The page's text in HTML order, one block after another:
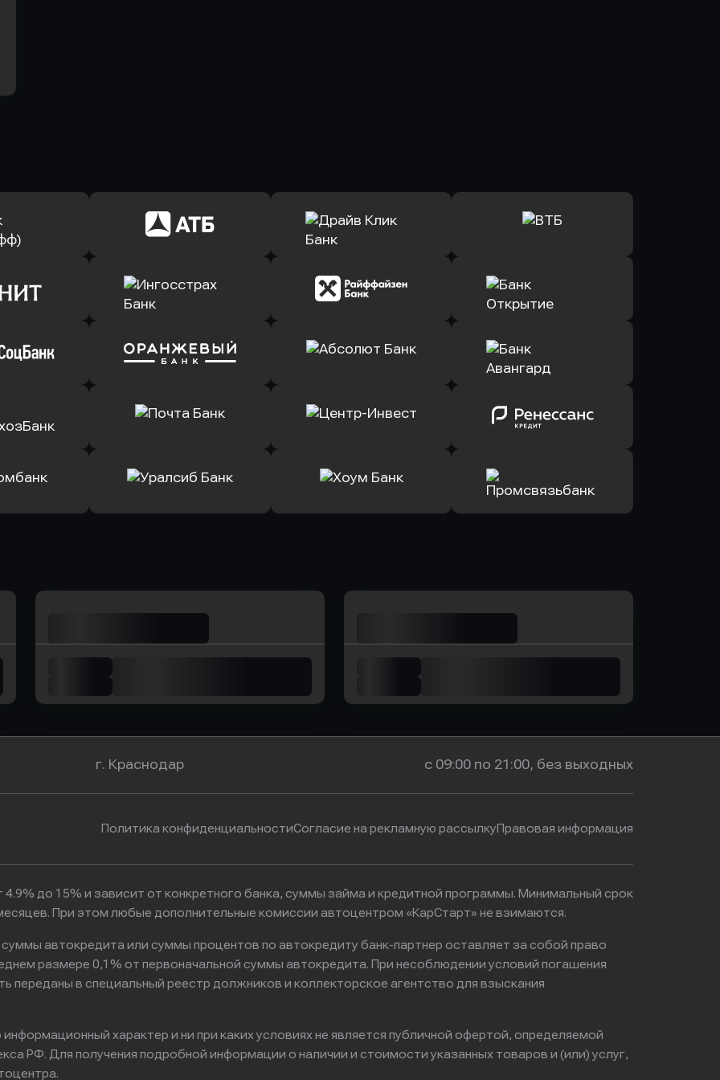
заявку
Оправить заявку
в АТБ Банк
Оправить заявку
в Драйв Клик Банк
Оправить заявку
в ВТБ
заявку
Банк
Оправить заявку
в Ингосстрах Банк
Оправить заявку
Оправить заявку
в Банк Открытие
заявку
Оправить заявку
Оправить заявку
Оправить заявку
в Банк Авангард
заявку
Оправить заявку
Оправить заявку
Оправить заявку
в Ренессанс Банк
г. Краснодар с 09:00 по 21:00, без выходных
Политика конфиденциальностиСогласие на рекламную рассылкуПравовая информация
до 15% и зависит от конкретного банка, суммы займа и кредитной программы. Минимальный срок
При этом любые дополнительные комиссии автоцентром «КарСтарт» не взимаются.
автокредита или суммы процентов по автокредиту банк-партнер оставляет за собой право
размере 0,1% от первоначальной суммы автокредита. При несоблюдении условий погашения
переданы в специальный реестр должников и коллекторское агентство для взыскания
характер и ни при каких условиях не является публичной офертой, определяемой
РФ. Для получения подробной информации о наличии и стоимости указанных товаров и (или) услуг,